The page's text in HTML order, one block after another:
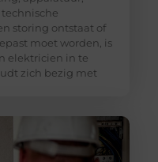
storing ontstaat of
moet worden, is
elektricien in te
zich bezig met